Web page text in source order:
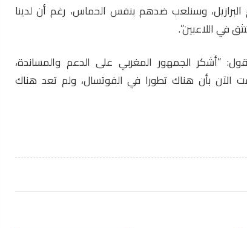
البرازيل، وسنلعب ضدهم بنفس الحماس، رغم أن لدينا
في اللاعبين”.
“أشكر الجمهور المغربي على الدعم والمساندة،
الآن بأن هناك تطورا في الفوتسال، ولم تعد هناك